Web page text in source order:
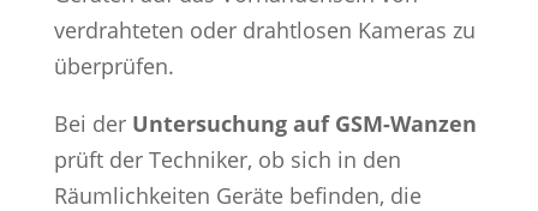
verdrahteten oder drahtlosen Kameras zu
überprüfen.
Bei der Untersuchung auf GSM-Wanzen
prüft der Techniker, ob sich in den
Räumlichkeiten Geräte befinden, die